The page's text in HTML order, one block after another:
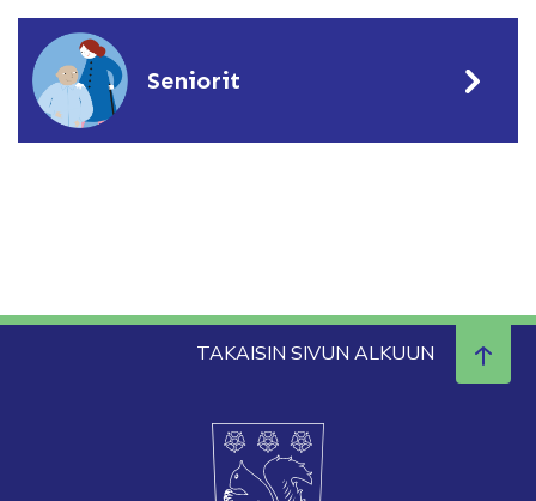
Seniorit
TAKAISIN SIVUN ALKUUN